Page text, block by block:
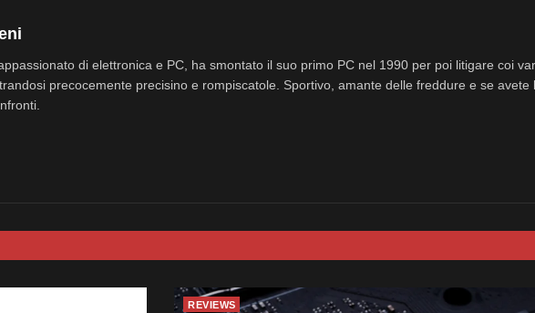
di elettronica e PC, ha smontato il suo primo PC nel 1990 per poi litigare coi
precocemente precisino e rompiscatole. Sportivo, amante delle freddure e se
REVIEWS